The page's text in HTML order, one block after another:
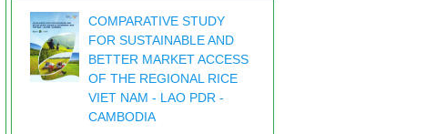
COMPARATIVE STUDY
FOR SUSTAINABLE AND
BETTER MARKET ACCESS
OF THE REGIONAL RICE
VIET NAM - LAO PDR -
CAMBODIA